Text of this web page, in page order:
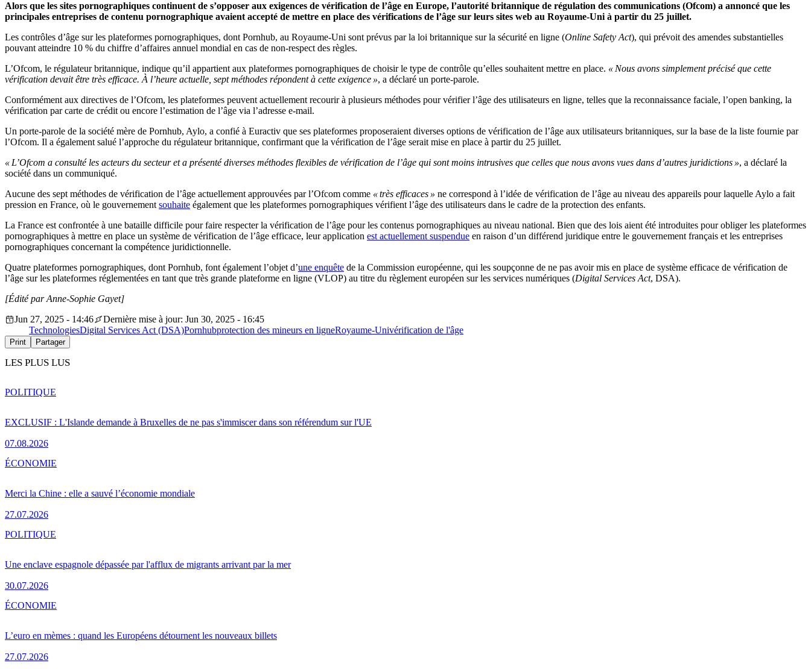
Alors que les sites pornographiques continuent de s’opposer aux exigences de vérification de l’âge en Europe, l’autorité britannique de régulation des communications (Ofcom) a annoncé que les
principales entreprises de contenu pornographique avaient accepté de mettre en place des vérifications de l’âge sur leurs sites web au Royaume-Uni à partir du 25 juillet.
Les contrôles d’âge sur les plateformes pornographiques, dont Pornhub, au Royaume-Uni sont prévus par la loi britannique sur la sécurité en ligne (Online Safety Act), qui prévoit des amendes substantielles
pouvant atteindre 10 % du chiffre d’affaires annuel mondial en cas de non-respect des règles.
L’Ofcom, le régulateur britannique, indique qu’il appartient aux plateformes pornographiques de choisir le type de contrôle qu’elles souhaitent mettre en place. « Nous avons simplement précisé que cette
vérification devait être très efficace. À l’heure actuelle, sept méthodes répondent à cette exigence », a déclaré un porte-parole.
Conformément aux directives de l’Ofcom, les plateformes peuvent actuellement recourir à plusieurs méthodes pour vérifier l’âge des utilisateurs en ligne, telles que la reconnaissance faciale, l’open banking, la
vérification par carte de crédit ou encore l’estimation de l’âge via l’adresse e-mail.
Un porte-parole de la société mère de Pornhub, Aylo, a confié à Euractiv que ses plateformes proposeraient diverses options de vérification de l’âge aux utilisateurs britanniques, sur la base de la liste fournie par
l’Ofcom. Il a également salué l’approche du régulateur britannique, confirmant que la vérification de l’âge serait mise en place à partir du 25 juillet.
« L’Ofcom a consulté les acteurs du secteur et a présenté diverses méthodes flexibles de vérification de l’âge qui sont moins intrusives que celles que nous avons vues dans d’autres juridictions », a déclaré la
société dans un communiqué.
Aucune des sept méthodes de vérification de l’âge actuellement approuvées par l’Ofcom comme « très efficaces » ne correspond à l’idée de vérification de l’âge au niveau des appareils pour laquelle Aylo a fait
pression en France, où le gouvernement souhaite également que les plateformes pornographiques vérifient l’âge des utilisateurs dans le cadre de la protection des enfants.
La France est confrontée à une bataille difficile pour faire respecter la vérification de l’âge pour les contenus pornographiques au niveau national. Bien que des lois aient été introduites pour obliger les plateformes
pornographiques à mettre en place un système de vérification de l’âge efficace, leur application est actuellement suspendue en raison d’un différend juridique entre le gouvernement français et les entreprises
pornographiques concernant la compétence juridictionnelle.
Quatre plateformes pornographiques, dont Pornhub, font également l’objet d’une enquête de la Commission européenne, qui les soupçonne de ne pas avoir mis en place de système efficace de vérification de
l’âge sur les plateformes réglementées en tant que très grande plateforme en ligne (VLOP) au titre du règlement européen sur les services numériques (Digital Services Act, DSA).
[Édité par Anne-Sophie Gayet]
Jun 27, 2025 - 14:46
Dernière mise à jour: Jun 30, 2025 - 16:45
TechnologiesDigital Services Act (DSA)Pornhubprotection des mineurs en ligneRoyaume-Univérification de l'âge
Print Partager
LES PLUS LUS
EXCLUSIF : L'Islande demande à Bruxelles de ne pas s'immiscer dans son référendum sur l'UE
07.08.2026
POLITIQUE
Merci la Chine : elle a sauvé l’économie mondiale
27.07.2026
ÉCONOMIE
Une enclave espagnole dépassée par l'afflux de migrants arrivant par la mer
30.07.2026
POLITIQUE
L’euro en mèmes : quand les Européens détournent les nouveaux billets
27.07.2026
ÉCONOMIE